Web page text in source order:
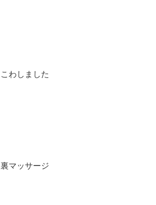
わしました
マッサージ